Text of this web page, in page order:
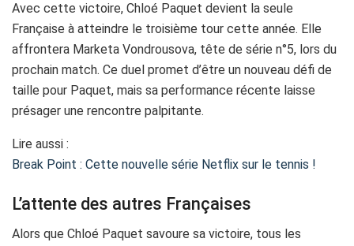
Avec cette victoire, Chloé Paquet devient la seule
Française à atteindre le troisième tour cette année. Elle
affrontera Marketa Vondrousova, tête de série n°5, lors du
prochain match. Ce duel promet d’être un nouveau défi de
taille pour Paquet, mais sa performance récente laisse
présager une rencontre palpitante.
Lire aussi :
Break Point : Cette nouvelle série Netflix sur le tennis !
L’attente des autres Françaises
Alors que Chloé Paquet savoure sa victoire, tous les